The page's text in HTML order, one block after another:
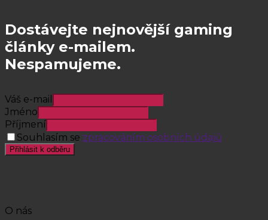
Dostávejte nejnovější gaming
články e-mailem.
Nespamujeme.
Váš e-mail
Jméno
Příjmení
Souhlasím se zpracováním osobních údajů
Přihlásit k odběru
O nás